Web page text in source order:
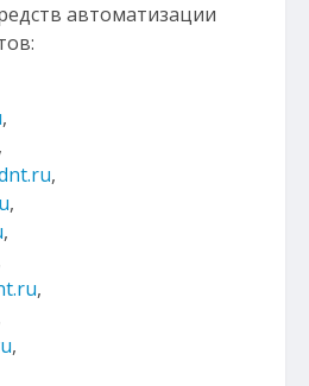
автоматизации
,
,
,
,
,
,
,